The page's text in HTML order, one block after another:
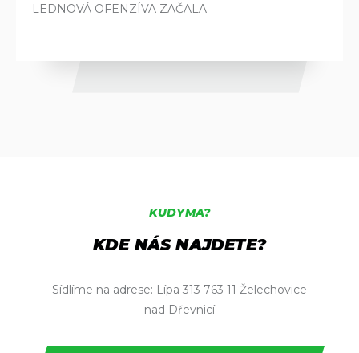
LEDNOVÁ OFENZÍVA ZAČALA
KUDYMA?
KDE NÁS NAJDETE?
Sídlíme na adrese: Lípa 313 763 11 Želechovice
nad Dřevnicí